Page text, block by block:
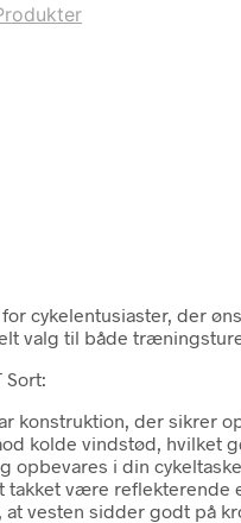
for cykelentusiaster,
valg til både
Sort:
konstruktion, der sikrer
kolde vindstød,
opbevares i din
være
at vesten sidder godt på